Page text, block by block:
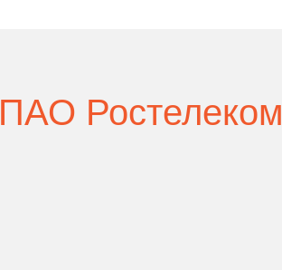
ПАО Ростелеком